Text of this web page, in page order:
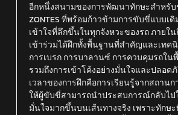
อีกหนึ่งสนามของการพัฒนาทักษะสำหรับ
ZONTES ที่พร้อมก้าวข้ามการขับขี่แบบเ
เข้าใจที่ลึกขึ้นในทุกจังหวะของรถ ภายใ
เข้าร่วมได้ฝึกทั้งพื้นฐานที่สำคัญและเทค
การเบรก การบาลานซ์ การควบคุมรถใน
รวมถึงการเข้าโค้งอย่างมั่นใจและปลอด
เวลาของการฝึกคือการเรียนรู้จากสถาน
ให้ผู้ขับขี่สามารถนำประสบการณ์กลับไป
มั่นใจมากขึ้นบนเส้นทางจริง เพราะทักษ